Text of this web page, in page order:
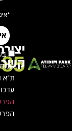
קשר
ת"א